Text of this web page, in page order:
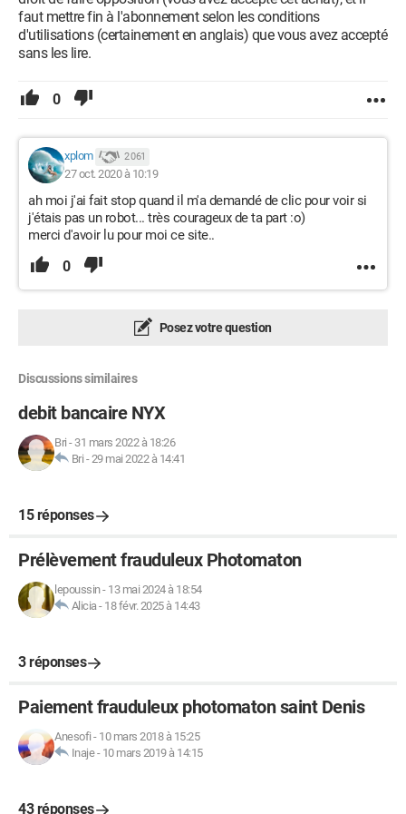
faut mettre fin à l'abonnement selon les conditions
d'utilisations (certainement en anglais) que vous avez accepté
sans les lire.
0
xplom 2 061
27 oct. 2020 à 10:19
ah moi j'ai fait stop quand il m'a demandé de clic pour voir si
j'étais pas un robot... très courageux de ta part :o)
merci d'avoir lu pour moi ce site..
0
Posez votre question
Discussions similaires
debit bancaire NYX
Bri - 31 mars 2022 à 18:26
Bri -29 mai 2022 à 14:41
15 réponses
Prélèvement frauduleux Photomaton
lepoussin- 13 mai 2024 à 18:54
Alicia- 18 févr. 2025 à 14:43
3 réponses
Paiement frauduleux photomaton saint Denis
Anesofi - 10 mars 2018 à 15:25
Inaje- 10 mars 2019 à 14:15
43 réponses